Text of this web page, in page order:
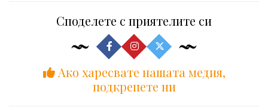
Споделете с приятелите си
Ако харесвате нашата медия,
подкрепете ни